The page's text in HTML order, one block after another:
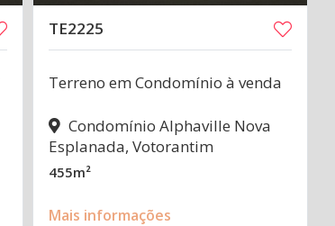
TE2225
Terreno em Condomínio à venda
Condomínio Alphaville Nova
Esplanada, Votorantim
455m²
Mais informações